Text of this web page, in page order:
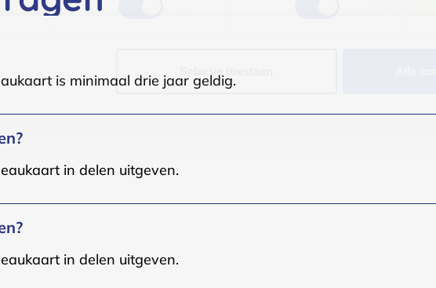
is minimaal drie jaar geldig.
in delen uitgeven.
in delen uitgeven.